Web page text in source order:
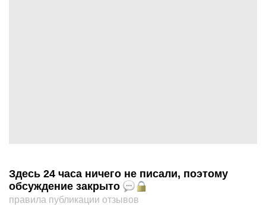
Здесь 24 часа ничего не писали, поэтому
обсуждение закрыто
правила публикации отзывов